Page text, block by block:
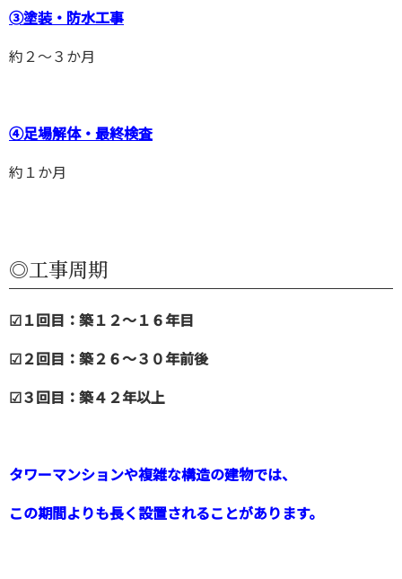
➂塗装・防水工事
約２～３か月
④足場解体・最終検査
約１か月
◎工事周期
☑１回目：築１２～１６年目
☑２回目：築２６～３０年前後
☑３回目：築４２年以上
タワーマンションや複雑な構造の建物では、
この期間よりも長く設置されることがあります。